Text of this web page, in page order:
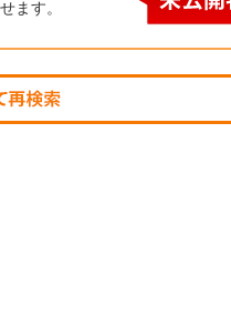
ます。